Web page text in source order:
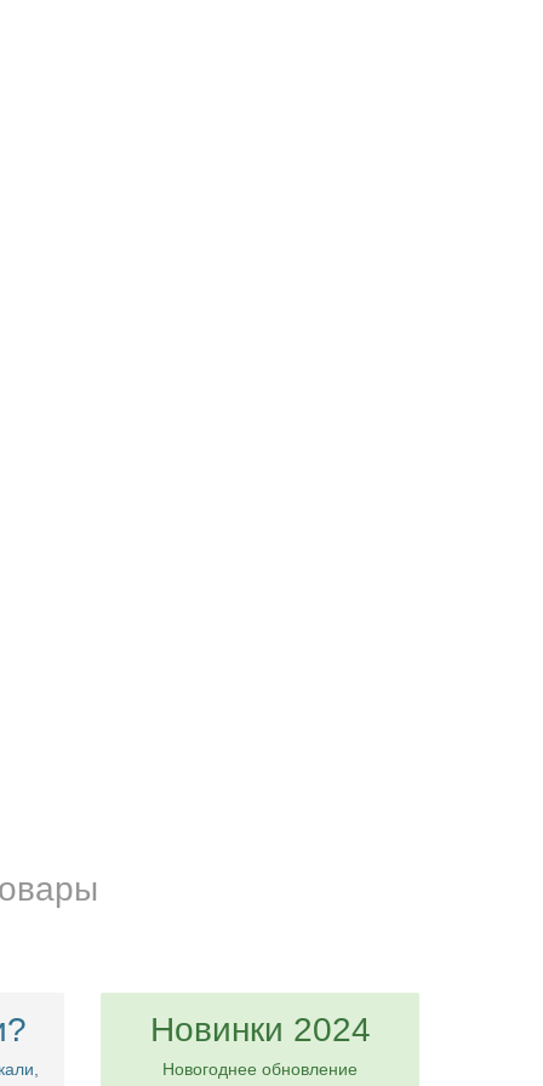
Новинки 2024
Новогоднее обновление